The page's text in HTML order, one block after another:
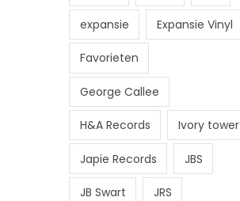
expansie Expansie Vinyl
Favorieten
George Callee
H&A Records Ivory tower
Japie Records JBS
JB Swart JRS